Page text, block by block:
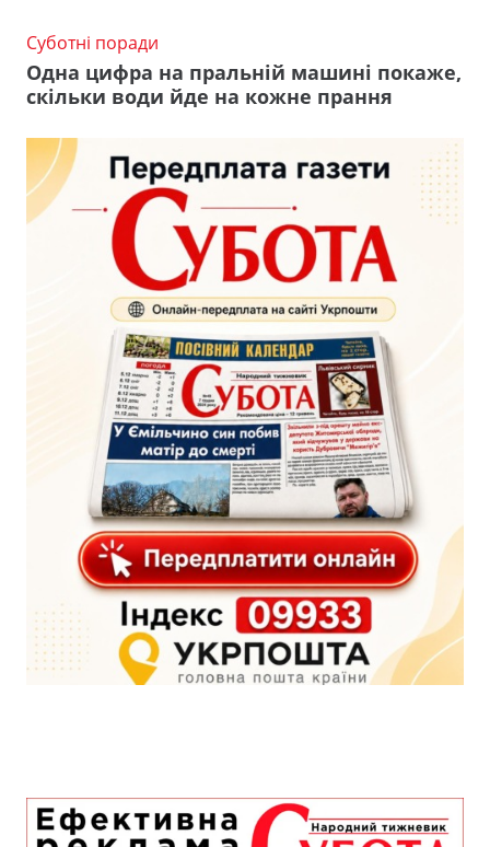
Суботні поради
Одна цифра на пральній машині покаже,
скільки води йде на кожне прання